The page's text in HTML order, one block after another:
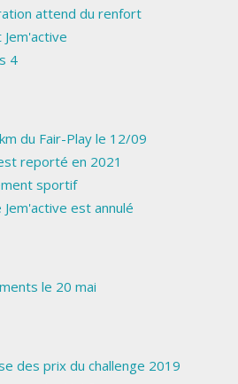
attend du renfort
4
du Fair-Play le 12/09
reporté en 2021
sportif
est annulé
le 20 mai
des prix du challenge 2019